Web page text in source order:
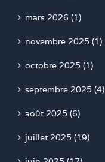
mars 2026 (1)
novembre 2025 (1)
octobre 2025 (1)
septembre 2025 (4)
août 2025 (6)
juillet 2025 (19)